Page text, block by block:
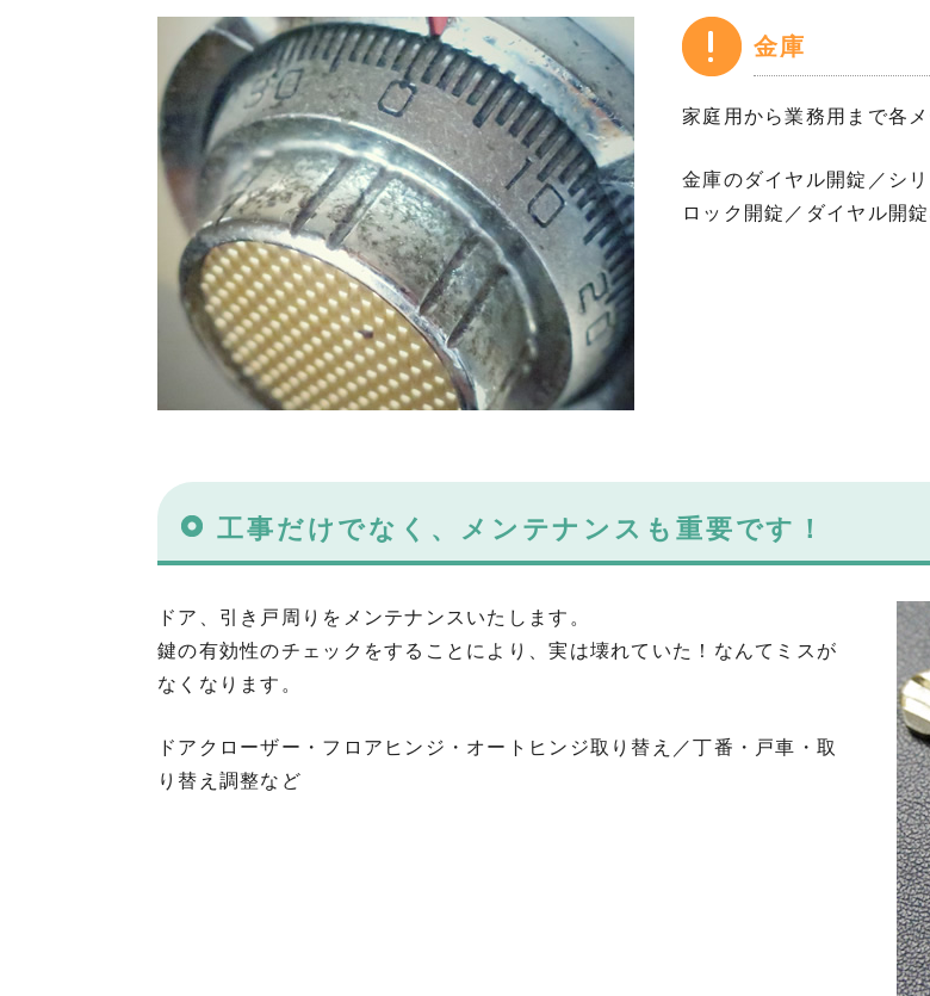
金庫
家庭用から業務用まで各
金庫のダイヤル開錠／シ
ロック開錠／ダイヤル開
工事だけでなく、メンテナンスも重要です！
ドア、引き戸周りをメンテナンスいたします。
鍵の有効性のチェックをすることにより、実は壊れていた！なんてミスが
なくなります。
ドアクローザー・フロアヒンジ・オートヒンジ取り替え／丁番・戸車・取
り替え調整など